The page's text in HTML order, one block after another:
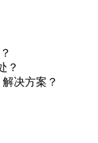
？
决方案？